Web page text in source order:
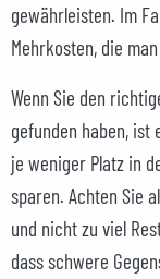
gewährleisten. Im
Mehrkosten, die
Wenn Sie den
gefunden haben, ist
je weniger Platz in
sparen. Achten Sie
und nicht zu viel
dass schwere